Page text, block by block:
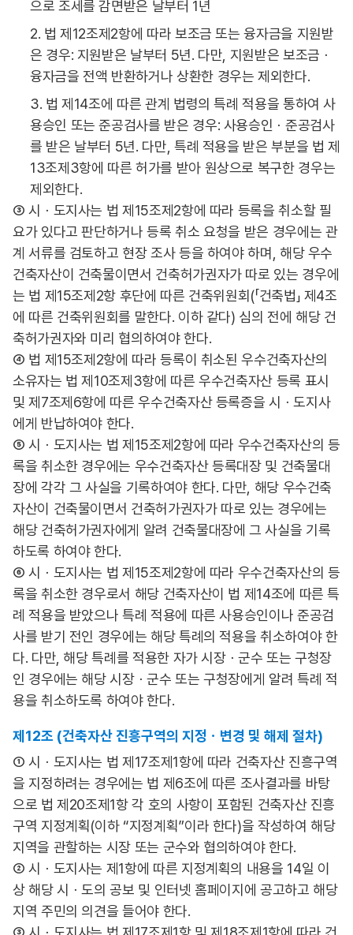
으로 조세를 감면받은 날부터 1년
2. 법 제12조제2항에 따라 보조금 또는 융자금을 지원받
은 경우: 지원받은 날부터 5년. 다만, 지원받은 보조금ㆍ
융자금을 전액 반환하거나 상환한 경우는 제외한다.
3. 법 제14조에 따른 관계 법령의 특례 적용을 통하여 사
용승인 또는 준공검사를 받은 경우: 사용승인ㆍ준공검사
를 받은 날부터 5년. 다만, 특례 적용을 받은 부분을 법 제
13조제3항에 따른 허가를 받아 원상으로 복구한 경우는
제외한다.
③ 시ㆍ도지사는 법 제15조제2항에 따라 등록을 취소할 필
요가 있다고 판단하거나 등록 취소 요청을 받은 경우에는 관
계 서류를 검토하고 현장 조사 등을 하여야 하며, 해당 우수
건축자산이 건축물이면서 건축허가권자가 따로 있는 경우에
는 법 제15조제2항 후단에 따른 건축위원회(「건축법」 제4조
에 따른 건축위원회를 말한다. 이하 같다) 심의 전에 해당 건
축허가권자와 미리 협의하여야 한다.
④ 법 제15조제2항에 따라 등록이 취소된 우수건축자산의
소유자는 법 제10조제3항에 따른 우수건축자산 등록 표시
및 제7조제6항에 따른 우수건축자산 등록증을 시ㆍ도지사
에게 반납하여야 한다.
⑤ 시ㆍ도지사는 법 제15조제2항에 따라 우수건축자산의 등
록을 취소한 경우에는 우수건축자산 등록대장 및 건축물대
장에 각각 그 사실을 기록하여야 한다. 다만, 해당 우수건축
자산이 건축물이면서 건축허가권자가 따로 있는 경우에는
해당 건축허가권자에게 알려 건축물대장에 그 사실을 기록
하도록 하여야 한다.
⑥ 시ㆍ도지사는 법 제15조제2항에 따라 우수건축자산의 등
록을 취소한 경우로서 해당 건축자산이 법 제14조에 따른 특
례 적용을 받았으나 특례 적용에 따른 사용승인이나 준공검
사를 받기 전인 경우에는 해당 특례의 적용을 취소하여야 한
다. 다만, 해당 특례를 적용한 자가 시장ㆍ군수 또는 구청장
인 경우에는 해당 시장ㆍ군수 또는 구청장에게 알려 특례 적
용을 취소하도록 하여야 한다.
제12조 (건축자산 진흥구역의 지정ㆍ변경 및 해제 절차)
① 시ㆍ도지사는 법 제17조제1항에 따라 건축자산 진흥구역
을 지정하려는 경우에는 법 제6조에 따른 조사결과를 바탕
으로 법 제20조제1항 각 호의 사항이 포함된 건축자산 진흥
구역 지정계획(이하 “지정계획”이라 한다)을 작성하여 해당
지역을 관할하는 시장 또는 군수와 협의하여야 한다.
② 시ㆍ도지사는 제1항에 따른 지정계획의 내용을 14일 이
상 해당 시ㆍ도의 공보 및 인터넷 홈페이지에 공고하고 해당
지역 주민의 의견을 들어야 한다.